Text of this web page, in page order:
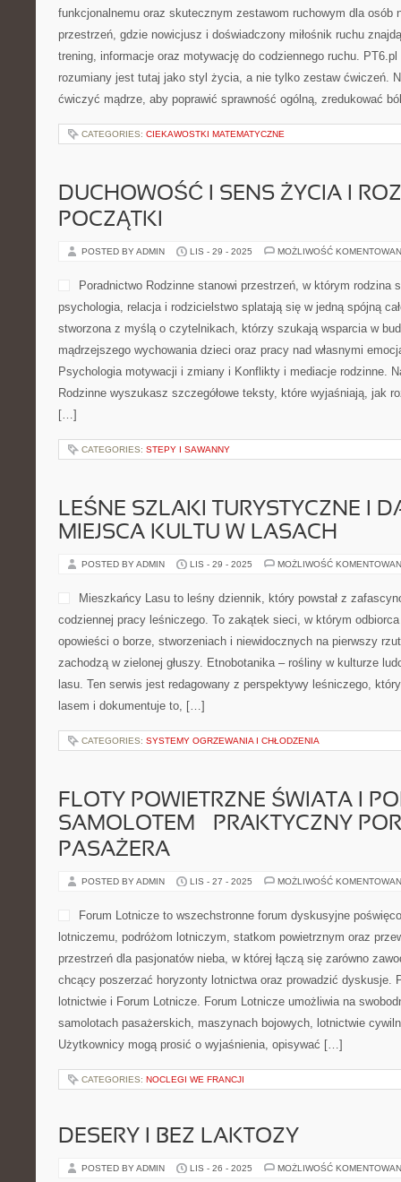
funkcjonalnemu oraz skutecznym zestawom ruchowym dla osób
przestrzeń, gdzie nowicjusz i doświadczony miłośnik ruchu
trening, informacje oraz motywację do codziennego ruchu.
rozumiany jest tutaj jako styl życia, a nie tylko zestaw ćwiczeń.
ćwiczyć mądrze, aby poprawić sprawność ogólną, zredukować
CATEGORIES: CIEKAWOSTKI MATEMATYCZNE
DUCHOWOŚĆ I SENS ŻYCIA I
POCZĄTKI
POSTED BY ADMIN LIS - 29 - 2025 MOŻLIWOŚĆ
Poradnictwo Rodzinne stanowi przestrzeń, w którym rodzina
psychologia, relacja i rodzicielstwo splatają się w jedną spójną
stworzona z myślą o czytelnikach, którzy szukają wsparcia w
mądrzejszego wychowania dzieci oraz pracy nad własnymi
Psychologia motywacji i zmiany i Konflikty i mediacje rodzinne.
Rodzinne wyszukasz szczegółowe teksty, które wyjaśniają, jak
[…]
CATEGORIES: STEPY I SAWANNY
LEŚNE SZLAKI TURYSTYCZNE I
MIEJSCA KULTU W LASACH
POSTED BY ADMIN LIS - 29 - 2025 MOŻLIWOŚĆ
Mieszkańcy Lasu to leśny dziennik, który powstał z
codziennej pracy leśniczego. To zakątek sieci, w którym
opowieści o borze, stworzeniach i niewidocznych na pierwszy
zachodzą w zielonej głuszy. Etnobotanika – rośliny w kulturze
lasu. Ten serwis jest redagowany z perspektywy leśniczego,
lasem i dokumentuje to, […]
CATEGORIES: SYSTEMY OGRZEWANIA I CHŁODZENIA
FLOTY POWIETRZNE ŚWIATA I
SAMOLOTEM – PRAKTYCZNY
PASAŻERA
POSTED BY ADMIN LIS - 27 - 2025 MOŻLIWOŚĆ
Forum Lotnicze to wszechstronne forum dyskusyjne
lotniczemu, podróżom lotniczym, statkom powietrznym oraz
przestrzeń dla pasjonatów nieba, w której łączą się zarówno
chcący poszerzać horyzonty lotnictwa oraz prowadzić dyskusje.
lotnictwie i Forum Lotnicze. Forum Lotnicze umożliwia na
samolotach pasażerskich, maszynach bojowych, lotnictwie
Użytkownicy mogą prosić o wyjaśnienia, opisywać […]
CATEGORIES: NOCLEGI WE FRANCJI
DESERY I BEZ LAKTOZY
POSTED BY ADMIN LIS - 26 - 2025 MOŻLIWOŚĆ